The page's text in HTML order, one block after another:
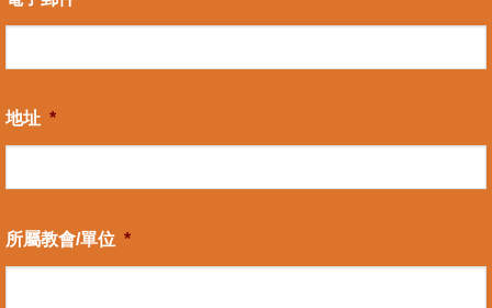
地址 *
所屬教會/單位 *